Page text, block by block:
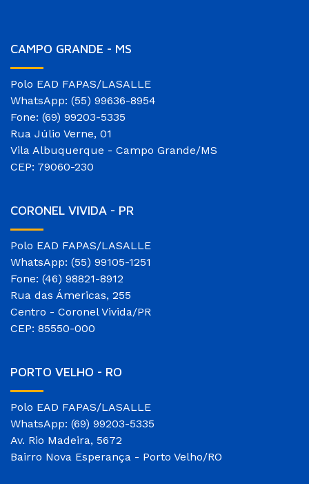
CAMPO GRANDE - MS
Polo EAD FAPAS/LASALLE
WhatsApp: (55) 99636-8954
Fone: (69) 99203-5335
Rua Júlio Verne, 01
Vila Albuquerque - Campo Grande/MS
CEP: 79060-230
CORONEL VIVIDA - PR
Polo EAD FAPAS/LASALLE
WhatsApp: (55) 99105-1251
Fone: (46) 98821-8912
Rua das Ámericas, 255
Centro - Coronel Vivida/PR
CEP: 85550-000
PORTO VELHO - RO
Polo EAD FAPAS/LASALLE
WhatsApp: (69) 99203-5335
Av. Rio Madeira, 5672
Bairro Nova Esperança - Porto Velho/RO